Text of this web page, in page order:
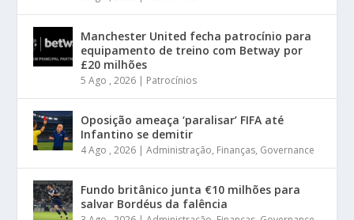
Manchester United fecha patrocínio para
equipamento de treino com Betway por
£20 milhões
5 Ago , 2026 | Patrocínios
Oposição ameaça ‘paralisar’ FIFA até
Infantino se demitir
4 Ago , 2026 |Administração, Finanças, Governance
Fundo britânico junta €10 milhões para
salvar Bordéus da falência